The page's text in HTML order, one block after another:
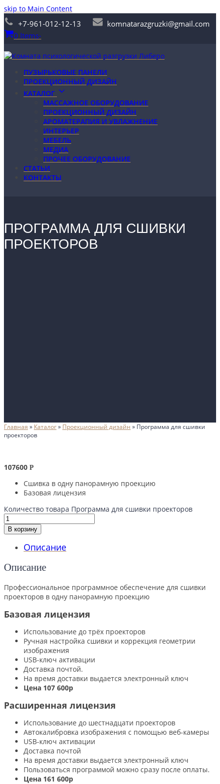
skip to Main Content
+7-961-012-12-13
komnatarazgruzki@gmail.com
0 Items-
ПУЗЫРЬКОВЫЕ ПАНЕЛИ
ПРОЕКЦИОННЫЙ ДИЗАЙН
КАТАЛОГ
МАССАЖНОЕ ОБОРУДОВАНИЕ
ПРОЕКЦИОННЫЙ ДИЗАЙН
АРОМАТЕРАПИЯ И УВЛАЖНЕНИЕ
ИНТЕРЬЕР
МЕБЕЛЬ
МЕДИА
ПРОЧЕЕ ОБОРУДОВАНИЕ
СТАТЬИ
КОНТАКТЫ
ПРОГРАММА ДЛЯ СШИВКИ
ПРОЕКТОРОВ
Главная » Каталог» Проекционный дизайн » Программа для сшивки
проекторов
107600 Р
Сшивка в одну панорамную проекцию
Базовая лицензия
Количество товара Программа для сшивки проекторов
В корзину
Описание
Описание
Профессиональное программное обеспечение для сшивки
проекторов в одну панорамную проекцию
Базовая лицензия
Использование до трёх проекторов
Ручная настройка сшивки и коррекция геометрии
изображения
USB-ключ активации
Доставка почтой.
На время доставки выдается электронный ключ
Цена 107 600р
Расширенная лицензия
Использование до шестнадцати проекторов
Автокалибровка изображения с помощью веб-камеры
USB-ключ активации
Доставка почтой
На время доставки выдается электронный ключ
Пользоваться программой можно сразу после оплаты.
Цена 161 600р